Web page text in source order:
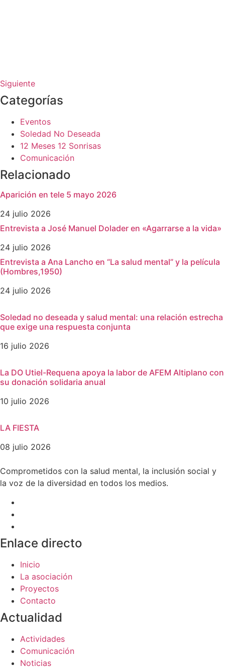
Siguiente
Categorías
Eventos
Soledad No Deseada
12 Meses 12 Sonrisas
Comunicación
Relacionado
Aparición en tele 5 mayo 2026
24 julio 2026
Entrevista a José Manuel Dolader en «Agarrarse a la vida»
24 julio 2026
Entrevista a Ana Lancho en “La salud mental” y la película
(Hombres,1950)
24 julio 2026
Soledad no deseada y salud mental: una relación estrecha
que exige una respuesta conjunta
16 julio 2026
La DO Utiel-Requena apoya la labor de AFEM Altiplano con
su donación solidaria anual
10 julio 2026
LA FIESTA
08 julio 2026
Comprometidos con la salud mental, la inclusión social y
la voz de la diversidad en todos los medios.
Enlace directo
Inicio
La asociación
Proyectos
Contacto
Actualidad
Actividades
Comunicación
Noticias